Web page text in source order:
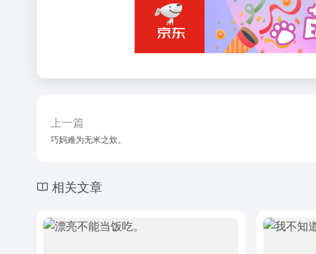
上一篇
巧妈难为无米之炊。
相关文章